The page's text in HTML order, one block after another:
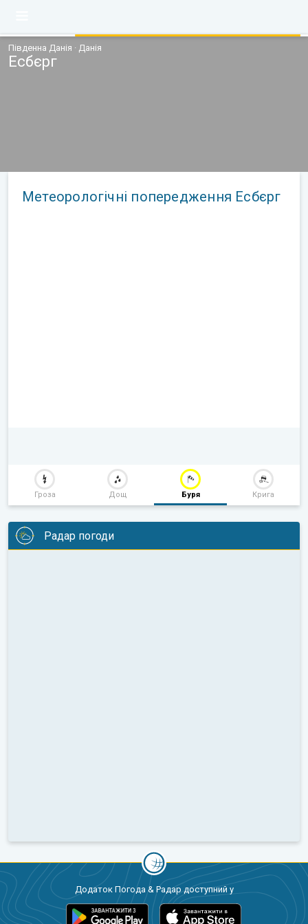
Південна Данія · Данія
Есбєрг
Метеорологічні попередження Есбєрг
Гроза Дощ Буря Крига
Радар погоди
Додаток Погода & Радар доступний у